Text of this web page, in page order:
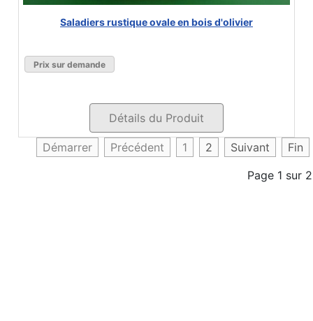
Saladiers rustique ovale en bois d'olivier
Prix sur demande
Détails du Produit
Démarrer Précédent 1 2 Suivant
Fin
Page 1 sur 2